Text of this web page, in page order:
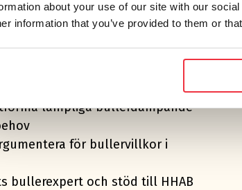
about your use of our site with our
information that you’ve provided to them or
som tas
med tillståndsansökan
som redovisar hamnens
kommande nya hamnläget
lämpliga bullerdämpande
för bullervillkor i
bullerexpert och stöd till HHAB